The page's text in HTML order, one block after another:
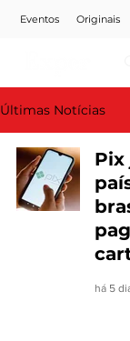
Eventos Originais
Últimas Notícias
Pix
há 5